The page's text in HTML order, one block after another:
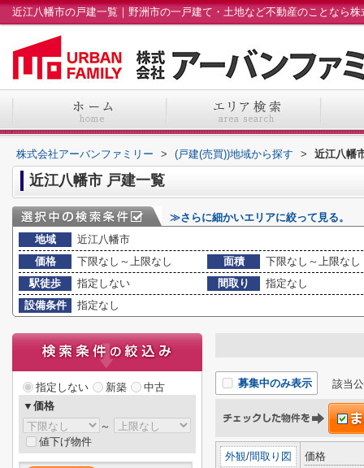
近江八幡市の戸建一覧｜野洲市の一戸建て・土地など不動産のことなら
株式会社アーバンファミリー > (戸建(売買))地域から探す > 近江八幡
近江八幡市 戸建一覧
≫さらに細かいエリアに絞って見る。
地域
近江八幡市
価格
下限なし～上限なし 面積
下限なし～上限なし
駅徒歩
指定しない 間取り
指定なし
設備条件
指定なし
募集中のみ表示 該当
外観/間取り図
価格
指定しない 新築
中古
▼価格
～
値下げ物件